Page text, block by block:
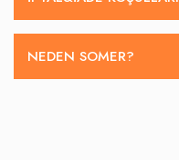
NEDEN SOMER?